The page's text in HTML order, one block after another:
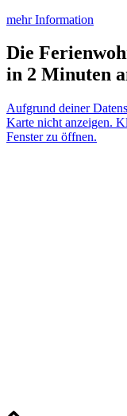
mehr Information
Die
in 2 Minuten
Aufgrund deiner
Karte nicht anzeigen.
Fenster zu öffnen.